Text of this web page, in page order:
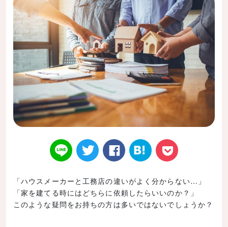
LINE Twitt Face はてなブ Poke
「ハウスメーカーと工務店の違いがよく分からない…」
「家を建てる時にはどちらに依頼したらいいのか？」
このような疑問をお持ちの方は多いではないでしょうか？